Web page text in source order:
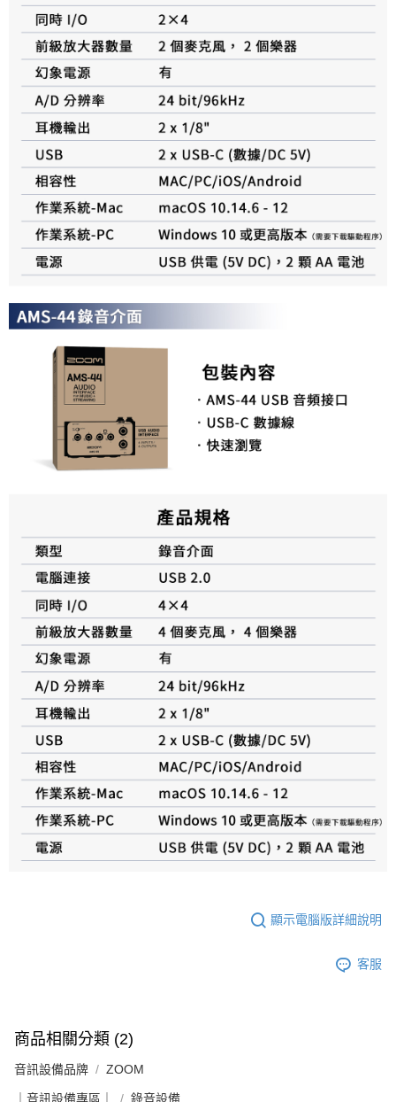
顯示電腦版詳細說明
客服
商品相關分類 (2)
音訊設備品牌 ZOOM
｜音訊設備專區｜ 錄音設備